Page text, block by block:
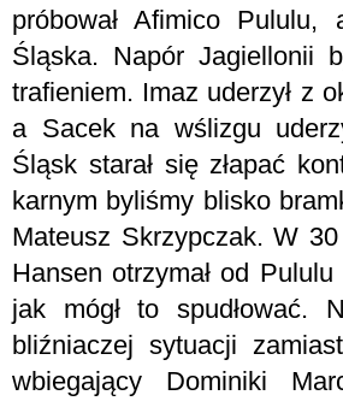
próbował Afimico Pululu,
Śląska. Napór Jagiellonii
trafieniem. Imaz uderzył z
a Sacek na wślizgu
Śląsk starał się złapać
karnym byliśmy blisko
Mateusz Skrzypczak. W
Hansen otrzymał od
jak mógł to spudłować.
bliźniaczej sytuacji
wbiegający Dominiki